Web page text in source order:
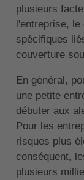
plusieurs
l'entreprise,
spécifiques
couverture
En général,
une petite
débuter aux
Pour les
risques plus
conséquent,
plusieurs